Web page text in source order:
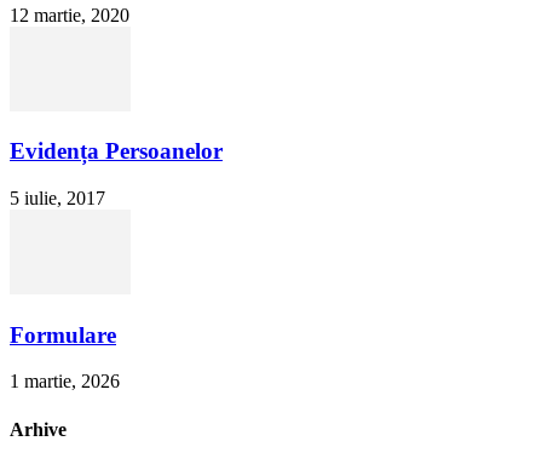
12 martie, 2020
Evidența Persoanelor
5 iulie, 2017
Formulare
1 martie, 2026
Arhive